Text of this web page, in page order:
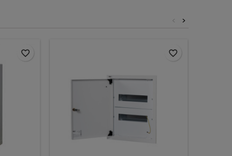
>
<
favorite_border favorite_border